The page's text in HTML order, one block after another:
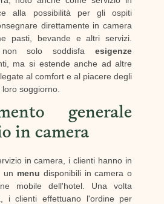
alla possibilità per gli ospiti
direttamente in camera
pasti, bevande e altri servizi.
non solo soddisfaesigenze
ma si estende anche ad altre
al comfort e al piacere degli
soggiorno.
generale
in camera
in camera, i clienti hanno in
un menu disponibili in camera o
mobile dell'hotel. Una volta
i clienti effettuano l'ordine per